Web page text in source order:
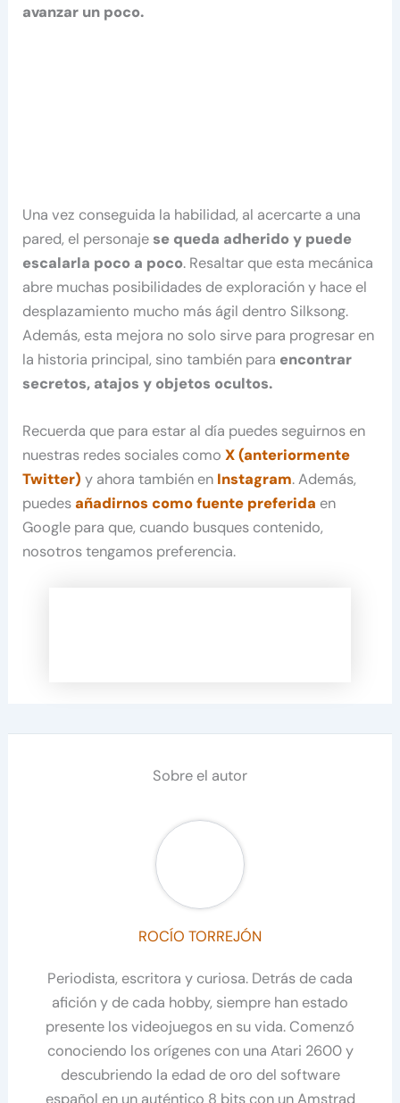
avanzar un poco.
Una vez conseguida la habilidad, al acercarte a una
pared, el personajese queda adherido y puede
escalarla poco a poco. Resaltar que esta mecánica
abre muchas posibilidades de exploración y hace el
desplazamiento mucho más ágil dentro Silksong.
Además, esta mejora no solo sirve para progresar en
la historia principal, sino también para encontrar
secretos, atajos y objetos ocultos.
Recuerda que para estar al día puedes seguirnos en
nuestras redes sociales comoX (anteriormente
Twitter) y ahora también en Instagram. Además,
puedesañadirnos como fuente preferida en
Google para que, cuando busques contenido,
nosotros tengamos preferencia.
Sobre el autor
ROCÍO TORREJÓN
Periodista, escritora y curiosa. Detrás de cada
afición y de cada hobby, siempre han estado
presente los videojuegos en su vida. Comenzó
conociendo los orígenes con una Atari 2600 y
descubriendo la edad de oro del software
español en un auténtico 8 bits con un Amstrad